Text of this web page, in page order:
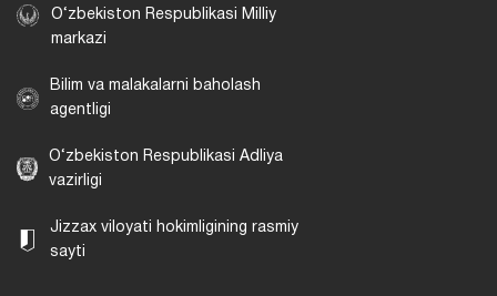
O‘zbekiston Respublikasi Milliy
markazi
Bilim va malakalarni baholash
agentligi
O‘zbekiston Respublikasi Adliya
vazirligi
Jizzax viloyati hokimligining rasmiy
sayti